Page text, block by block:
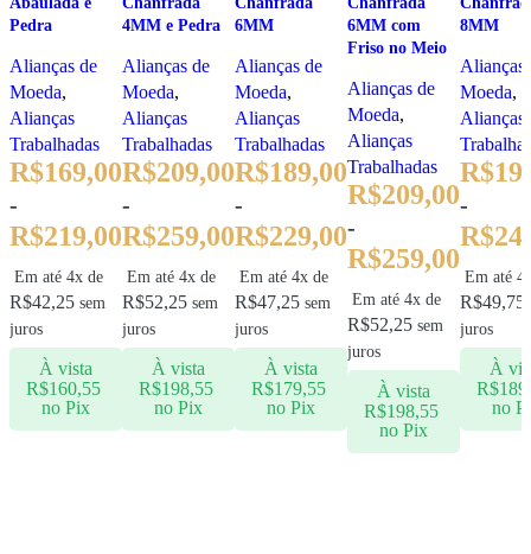
Pedra
Alianças de
Moeda,
Alianças
Trabalhadas
R$169,00
-
R$219,00
Em até 4x de
R$42,25 sem
juros
À vista
R$160,55
no Pix
4MM e Pedra
Alianças de
Moeda,
Alianças
Trabalhadas
R$209,00
-
R$259,00
Em até 4x de
R$52,25 sem
juros
À vista
R$198,55
no Pix
6MM
Alianças de
Moeda,
Alianças
Trabalhadas
R$189,00
-
R$229,00
Em até 4x de
R$47,25 sem
juros
À vista
R$179,55
no Pix
6MM com
Friso no Meio
Alianças de
Moeda,
Alianças
Trabalhadas
R$209,00
-
R$259,00
Em até 4x de
R$52,25 sem
juros
À vista
R$198,55
no Pix
8MM
Alianças
Moeda,
Alianças
R$
-
R$
Em até
R$49,75
juros
À
R$
no